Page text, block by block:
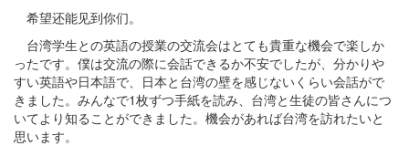
希望还能见到你们。
台湾学生との英語の授業の交流会はとても貴重な機会で楽しか
ったです。僕は交流の際に会話できるか不安でしたが、分かりや
すい英語や日本語で、日本と台湾の壁を感じないくらい会話がで
きました。みんなで1枚ずつ手紙を読み、台湾と生徒の皆さんにつ
いてより知ることができました。機会があれば台湾を訪れたいと
思います。